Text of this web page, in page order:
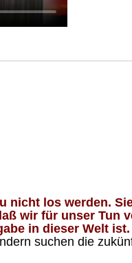
nicht los werden.
wir für unser Tun
in dieser Welt ist.
suchen die